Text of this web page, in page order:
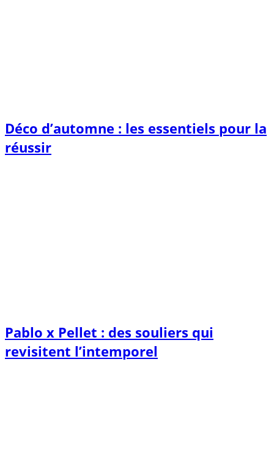
Déco d’automne : les essentiels pour la
réussir
Pablo x Pellet : des souliers qui
revisitent l’intemporel